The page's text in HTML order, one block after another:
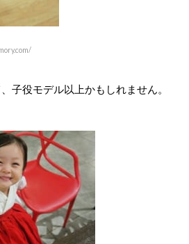
子役モデル以上かもしれません。